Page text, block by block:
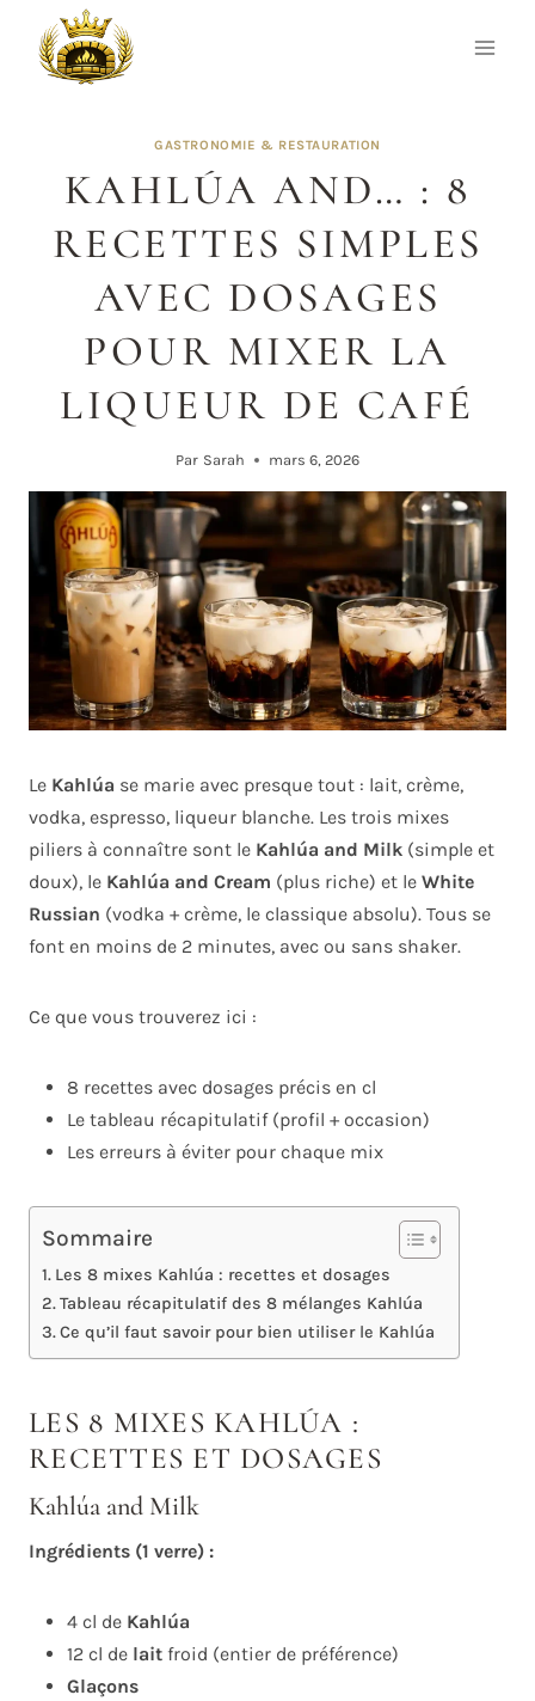
contenu
GASTRONOMIE & RESTAURATION
KAHLÚA AND… : 8
RECETTES SIMPLES
AVEC DOSAGES
POUR MIXER LA
LIQUEUR DE CAFÉ
Par Sarah mars 6, 2026
Le Kahlúa se marie avec presque tout : lait, crème,
vodka, espresso, liqueur blanche. Les trois mixes
piliers à connaître sont le Kahlúa and Milk (simple et
doux), le Kahlúa and Cream (plus riche) et le White
Russian (vodka + crème, le classique absolu). Tous se
font en moins de 2 minutes, avec ou sans shaker.
Ce que vous trouverez ici :
8 recettes avec dosages précis en cl
Le tableau récapitulatif (profil + occasion)
Les erreurs à éviter pour chaque mix
Sommaire
Les 8 mixes Kahlúa : recettes et dosages
Tableau récapitulatif des 8 mélanges Kahlúa
Ce qu’il faut savoir pour bien utiliser le Kahlúa
LES 8 MIXES KAHLÚA :
RECETTES ET DOSAGES
Kahlúa and Milk
Ingrédients (1 verre) :
4 cl de Kahlúa
12 cl de lait froid (entier de préférence)
Glaçons